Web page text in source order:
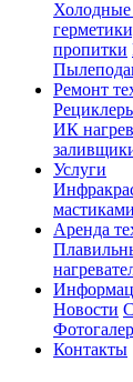
Холодные
пропитки
Ремонт
ИК
Услуги
мастиками
Аренда
Новости
Контакты